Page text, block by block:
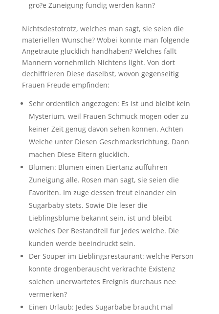
gro?e Zuneigung fundig werden kann?
Nichtsdestotrotz, welches man sagt, sie seien die
materiellen Wunsche? Wobei konnte man folgende
Angetraute glucklich handhaben? Welches fallt
Mannern vornehmlich Nichtens light. Von dort
dechiffrieren Diese daselbst, wovon gegenseitig
Frauen Freude empfinden:
Sehr ordentlich angezogen: Es ist und bleibt kein
Mysterium, weil Frauen Schmuck mogen oder zu
keiner Zeit genug davon sehen konnen. Achten
Welche unter Diesen Geschmacksrichtung. Dann
machen Diese Eltern glucklich.
Blumen: Blumen einen Eiertanz auffuhren
Zuneigung alle. Rosen man sagt, sie seien die
Favoriten. Im zuge dessen freut einander ein
Sugarbaby stets. Sowie Die leser die
Lieblingsblume bekannt sein, ist und bleibt
welches Der Bestandteil fur jedes welche. Die
kunden werde beeindruckt sein.
Der Souper im Lieblingsrestaurant: welche Person
konnte drogenberauscht verkrachte Existenz
solchen unerwartetes Ereignis durchaus nee
vermerken?
Einen Urlaub: Jedes Sugarbabe braucht mal